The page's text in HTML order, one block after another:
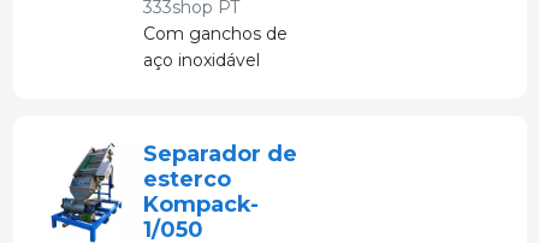
tamanhos de
10.000 litros a
2.000.000 litros.
333shop PT
Com ganchos de
aço inoxidável
Separador de
esterco
Kompack-
1/050